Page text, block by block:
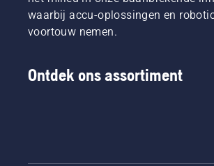
waarbij accu-oplossingen en
voortouw nemen.
Ontdek ons assortiment